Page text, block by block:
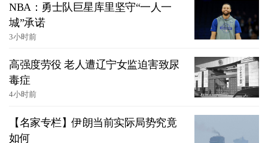
NBA：勇士队巨星库里坚守“一人一
城”承诺
3小时前
高强度劳役 老人遭辽宁女监迫害致尿
毒症
4小时前
【名家专栏】伊朗当前实际局势究竟
如何